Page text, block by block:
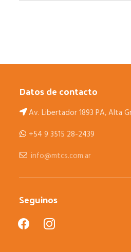
Datos de contacto
Av. Libertador 1893 PA, Alta
+54 9 3515 28-2439
info@mtcs.com.ar
Seguinos
facebookinstagram